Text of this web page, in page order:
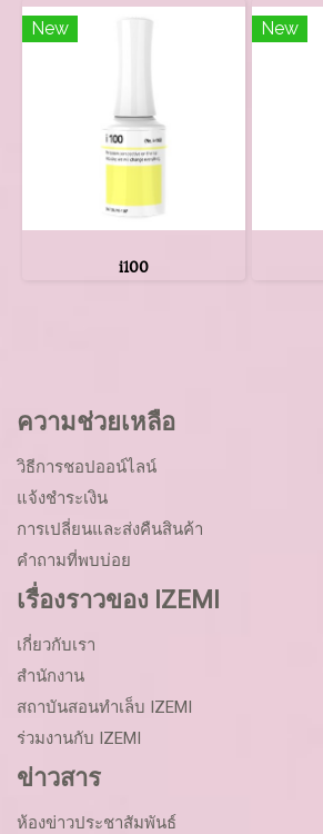
New
i100
New
ความช่วยเหลือ
วิธีการชอปออน์ไลน์
แจ้งชำระเงิน
การเปลี่ยนและส่งคืนสินค้า
คำถามที่พบบ่อย
เรื่องราวของ IZEMI
เกี่ยวกับเรา
สำนักงาน
สถาบันสอนทำเล็บ IZEMI
ร่วมงานกับ IZEMI
ข่าวสาร
ห้องข่าวประชาสัมพันธ์